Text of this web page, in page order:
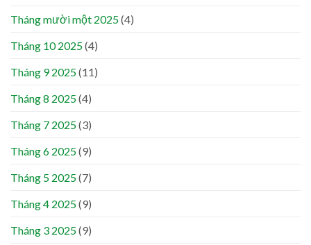
Tháng mười một 2025(4)
Tháng 10 2025(4)
Tháng 9 2025(11)
Tháng 8 2025(4)
Tháng 7 2025(3)
Tháng 6 2025(9)
Tháng 5 2025(7)
Tháng 4 2025(9)
Tháng 3 2025(9)